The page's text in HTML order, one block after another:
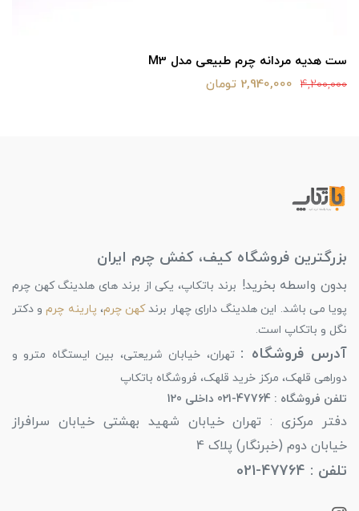
ست هدیه مردانه چرم طبیعی مدل M3
4,200,000 2,940,000 تومان
بزرگترین فروشگاه کیف، کفش چرم ایران
بدون واسطه بخرید! برند باتکاپ، یکی از برند های هلدینگ کهن چرم
پویا می باشد. این هلدینگ دارای چهار برندکهن چرم، پارینه چرمو دکتر
نگل و باتکاپ است.
آدرس فروشگاه : تهران، خیابان شریعتی، بین ایستگاه مترو و
دوراهی قلهک، مرکز خرید قلهک، فروشگاه باتکاپ
تلفن فروشگاه : 47764-021 داخلی 120
دفتر مرکزی : تهران خیابان شهید بهشتی خیابان سرافراز
خیابان دوم (خبرنگار) پلاک 4
تلفن : 47764-021